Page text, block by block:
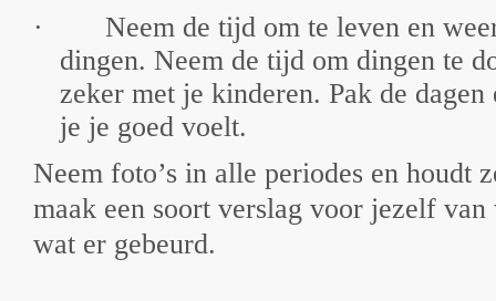
·
Neem de tijd om te leven en
dingen. Neem de tijd om dingen te
zeker met je kinderen. Pak de dagen
je je goed voelt.
Neem foto’s in alle periodes en houdt
maak een soort verslag voor jezelf van
wat er gebeurd.